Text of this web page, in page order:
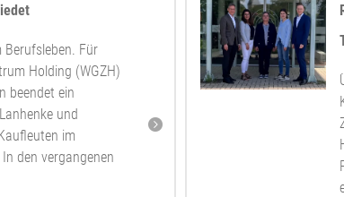
Berufsleben. Für
Holding (WGZH)
beendet ein
und
im
den vergangenen